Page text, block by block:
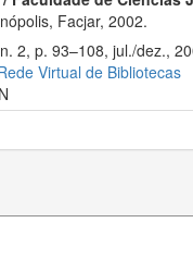
Facjar, 2002.
2, p. 93–108, jul./dez.,
Virtual de Bibliotecas